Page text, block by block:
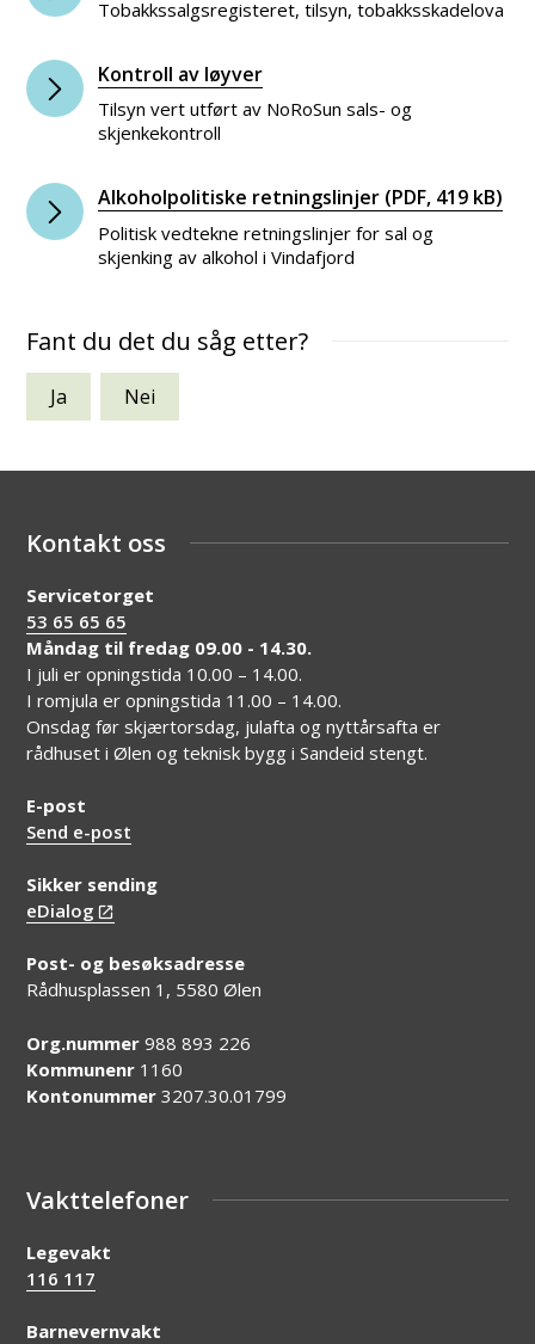
Tobakkssalgsregisteret, tilsyn, tobakksskadelova
Kontroll av løyver
Tilsyn vert utført av NoRoSun sals- og
skjenkekontroll
Alkoholpolitiske retningslinjer (PDF, 419 kB)
Politisk vedtekne retningslinjer for sal og
skjenking av alkohol i Vindafjord
Fant du det du såg etter?
Ja Nei
Kontakt oss
Servicetorget
53 65 65 65
Måndag til fredag 09.00 - 14.30.
I juli er opningstida 10.00 – 14.00.
I romjula er opningstida 11.00 – 14.00.
Onsdag før skjærtorsdag, julafta og nyttårsafta er
rådhuset i Ølen og teknisk bygg i Sandeid stengt.
E-post
Send e-post
Sikker sending
eDialog
Post- og besøksadresse
Rådhusplassen 1, 5580 Ølen
Org.nummer988 893 226
Kommunenr 1160
Kontonummer3207.30.01799
Vakttelefoner
Legevakt
116 117
Barnevernvakt